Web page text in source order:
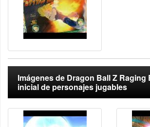
Imágenes de Dragon Ball Z Raging
inicial de personajes jugables